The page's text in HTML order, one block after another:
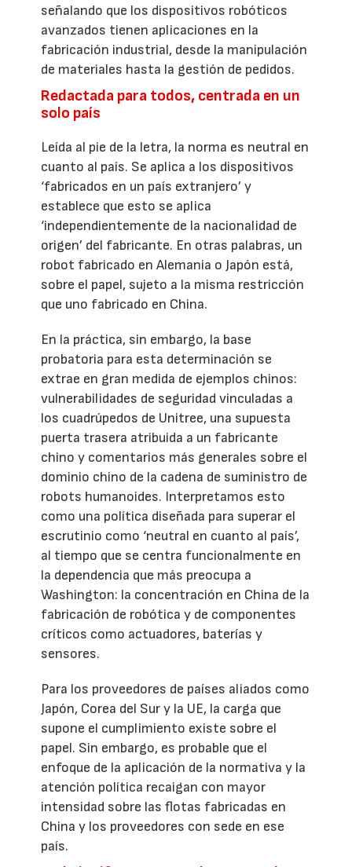
señalando que los dispositivos robóticos
avanzados tienen aplicaciones en la
fabricación industrial, desde la manipulación
de materiales hasta la gestión de pedidos.
Redactada para todos, centrada en un
solo país
Leída al pie de la letra, la norma es neutral en
cuanto al país. Se aplica a los dispositivos
‘fabricados en un país extranjero’ y
establece que esto se aplica
‘independientemente de la nacionalidad de
origen’ del fabricante. En otras palabras, un
robot fabricado en Alemania o Japón está,
sobre el papel, sujeto a la misma restricción
que uno fabricado en China.
En la práctica, sin embargo, la base
probatoria para esta determinación se
extrae en gran medida de ejemplos chinos:
vulnerabilidades de seguridad vinculadas a
los cuadrúpedos de Unitree, una supuesta
puerta trasera atribuida a un fabricante
chino y comentarios más generales sobre el
dominio chino de la cadena de suministro de
robots humanoides. Interpretamos esto
como una política diseñada para superar el
escrutinio como ‘neutral en cuanto al país’,
al tiempo que se centra funcionalmente en
la dependencia que más preocupa a
Washington: la concentración en China de la
fabricación de robótica y de componentes
críticos como actuadores, baterías y
sensores.
Para los proveedores de países aliados como
Japón, Corea del Sur y la UE, la carga que
supone el cumplimiento existe sobre el
papel. Sin embargo, es probable que el
enfoque de la aplicación de la normativa y la
atención política recaigan con mayor
intensidad sobre las flotas fabricadas en
China y los proveedores con sede en ese
país.